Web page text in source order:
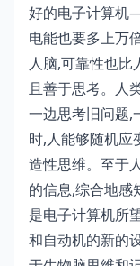
好的电子计算机
电能也要多上万
人脑,可靠性也比
且善于思考。人
一边思考旧问题,
时,人能够随机应
造性思维。至于
的信息,综合地感
是电子计算机所
和自动机的新的